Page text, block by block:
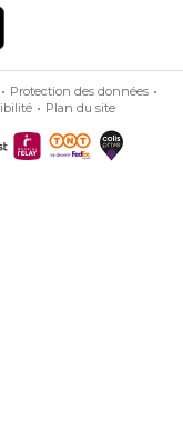
Protection des données
Plan du site